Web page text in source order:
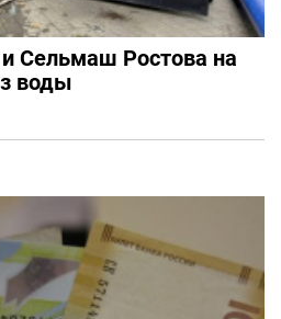
Сельмаш Ростова на
воды